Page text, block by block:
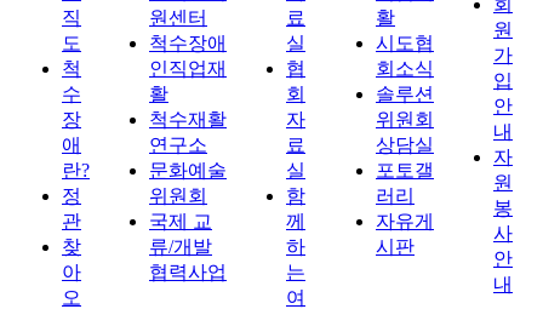
직
도
척
수
장
애
란?
정
관
찾
아
오
원센터
척수장애
인직업재
활
척수재활
연구소
문화예술
위원회
국제 교
류/개발
협력사업
료
실
협
회
자
료
실
함
께
하
는
여
활
시도협
회소식
솔루션
위원회
상담실
포토갤
러리
자유게
시판
회
원
가
입
안
내
자
원
봉
사
안
내